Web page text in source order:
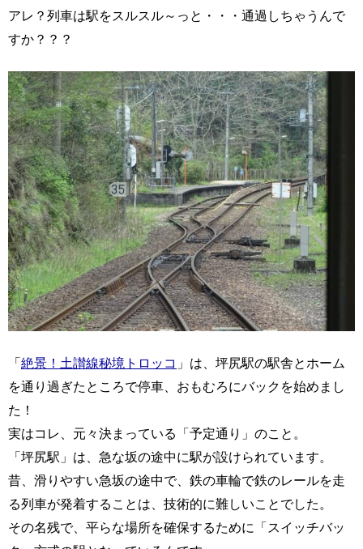
アレ？列車は駅をスルスル～っと・・・通過しちゃうんで
すか？？？
「絶景！土讃線秘境トロッコ 」は、坪尻駅の駅舎とホーム
を通り過ぎたところで停車、おもむろにバックを始めまし
た！
実はコレ、元々決まっている「予定通り」のこと。
「坪尻駅」は、急な坂の途中に駅が設けられています。
昔、滑りやすい急坂の途中で、鉄の車輪で鉄のレールを走
る列車が発着することは、技術的に難しいことでした。
その名残で、平らな場所を確保するために「スイッチバッ